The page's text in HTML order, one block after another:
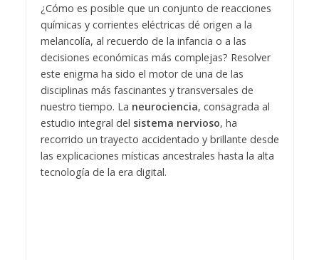
¿Cómo es posible que un conjunto de reacciones
químicas y corrientes eléctricas dé origen a la
melancolía, al recuerdo de la infancia o a las
decisiones económicas más complejas? Resolver
este enigma ha sido el motor de una de las
disciplinas más fascinantes y transversales de
nuestro tiempo. La neurociencia, consagrada al
estudio integral del sistema nervioso, ha
recorrido un trayecto accidentado y brillante desde
las explicaciones místicas ancestrales hasta la alta
tecnología de la era digital.